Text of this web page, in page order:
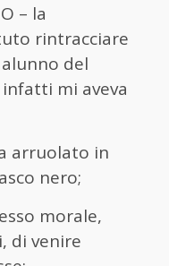
– la
rintracciare
del
mi aveva
arruolato in
nero;
morale,
di venire